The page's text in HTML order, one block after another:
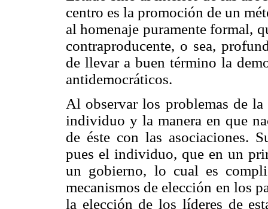
centro es la promoción de un
al homenaje puramente formal,
contraproducente, o sea,
de llevar a buen término la
antidemocráticos.
Al observar los problemas de
individuo y la manera en que
de éste con las asociaciones.
pues el individuo, que en un
un gobierno, lo cual es
mecanismos de elección en los
la elección de los líderes de